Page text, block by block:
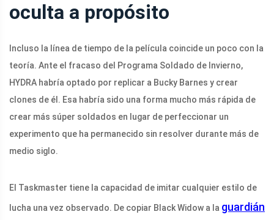
oculta a propósito
Incluso la línea de tiempo de la película coincide un poco con la
teoría. Ante el fracaso del Programa Soldado de Invierno,
HYDRA habría optado por replicar a Bucky Barnes y crear
clones de él. Esa habría sido una forma mucho más rápida de
crear más súper soldados en lugar de perfeccionar un
experimento que ha permanecido sin resolver durante más de
medio siglo.
El Taskmaster tiene la capacidad de imitar cualquier estilo de
lucha una vez observado. De copiar Black Widow a la guardián